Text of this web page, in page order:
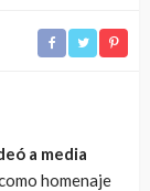
a media
homenaje